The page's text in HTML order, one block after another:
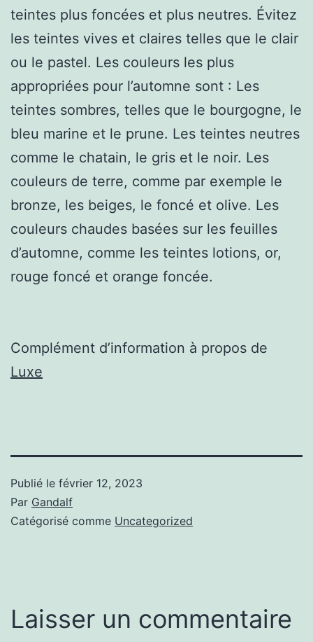
teintes plus foncées et plus neutres. Évitez
les teintes vives et claires telles que le clair
ou le pastel. Les couleurs les plus
appropriées pour l’automne sont : Les
teintes sombres, telles que le bourgogne, le
bleu marine et le prune. Les teintes neutres
comme le chatain, le gris et le noir. Les
couleurs de terre, comme par exemple le
bronze, les beiges, le foncé et olive. Les
couleurs chaudes basées sur les feuilles
d’automne, comme les teintes lotions, or,
rouge foncé et orange foncée.
Complément d’information à propos de
Luxe
Publié le février 12, 2023
Par Gandalf
Catégorisé comme Uncategorized
Laisser un commentaire